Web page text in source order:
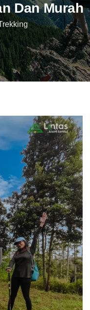
Dan Murah